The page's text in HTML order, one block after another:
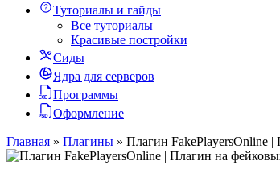
Туториалы и гайды
Все туториалы
Красивые постройки
Сиды
Ядра для серверов
Программы
Оформление
Главная » Плагины » Плагин FakePlayersOnline |